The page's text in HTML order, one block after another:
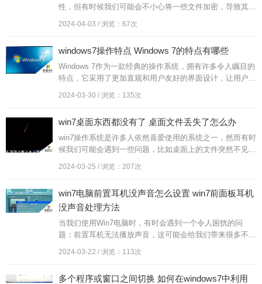
性，但有时候我们可能会不小心将一些文件加密，导致其在
资源管理器中显示绿色图标，这种绿色图标的显示在一定程
度上影响了我们...
2024-04-03 / 浏览：67次
windows7操作特点 Windows 7的特点有哪些
Windows 7作为一款经典的操作系统，拥有许多令人瞩目的
特点，它采用了更加直观和用户友好的界面设计，让用户能
够更轻松地操作和管理电脑。Windows 7相较于之前的版
2024-03-30 / 浏览：135次
win7桌面东西都没有了 桌面文件丢失了怎么办
win7操作系统是许多人依然喜爱使用的系统之一，然而有时
候我们可能会遇到一些问题，比如桌面上的文件突然不见
了，当桌面文件丢失时，我们可能会感到焦虑和困惑，不知
道该如何处理。这时...
2024-03-25 / 浏览：207次
win7电脑前置耳机没声音怎么设置 win7前面板耳机
没声音处理方法
当我们使用Win7电脑时，有时会遇到一个令人困扰的问
题：前置耳机无法播放声音，这可能会给我们带来很多不
便，特别是在需要私密聆听音乐或进行语音通话时。幸运的
是这个问题并不是无解的...
2024-03-22 / 浏览：113次
多个程序或窗口之间切换 如何在windows7中利用